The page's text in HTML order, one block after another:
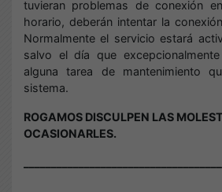
tuvieran problemas de conexión
horario, deberán intentar la
Normalmente el servicio estará
salvo el día que
alguna tarea de mantenimiento
sistema.
ROGAMOS DISCULPEN LAS
OCASIONARLES.